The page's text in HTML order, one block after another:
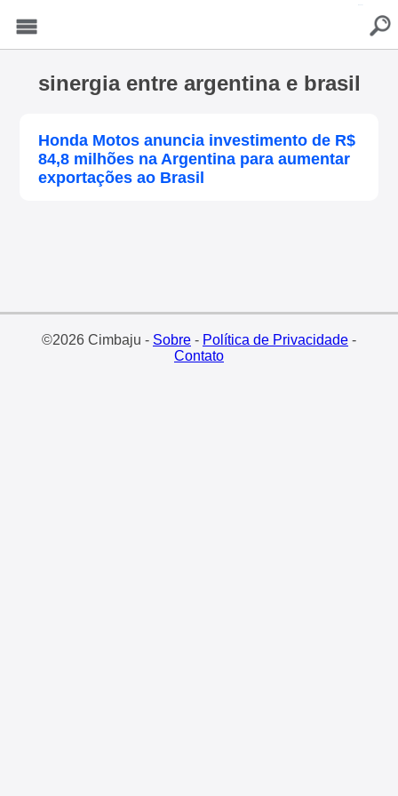
sinergia entre argentina e brasil
Honda Motos anuncia investimento de R$
84,8 milhões na Argentina para aumentar
exportações ao Brasil
©2026 Cimbaju - Sobre- Política de Privacidade-
Contato